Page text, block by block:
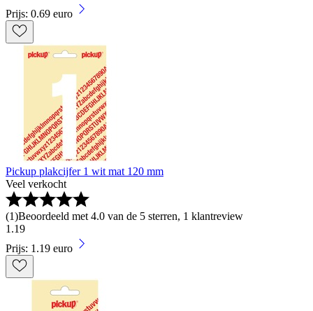
Prijs: 0.69 euro
Pickup plakcijfer 1 wit mat 120 mm
Veel verkocht
(1)Beoordeeld met 4.0 van de 5 sterren, 1 klantreview
1 .19
Prijs: 1.19 euro